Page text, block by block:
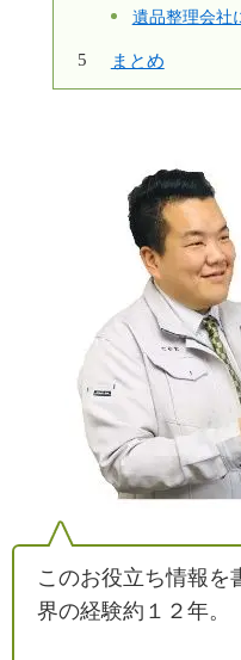
遺品整理会社
まとめ
このお役立ち情報を
界の経験約１２年。